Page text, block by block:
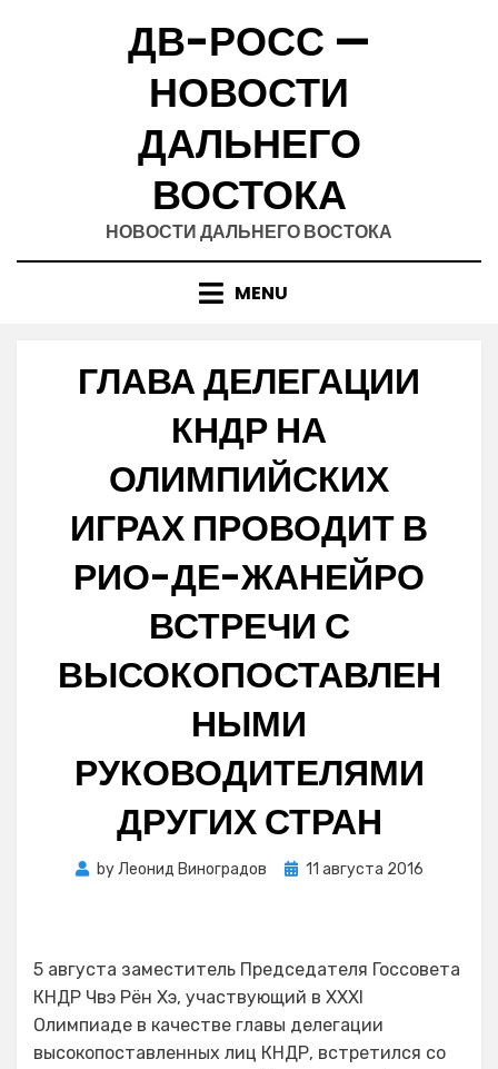
ДВ-РОСС —
НОВОСТИ
ДАЛЬНЕГО
ВОСТОКА
НОВОСТИ ДАЛЬНЕГО ВОСТОКА
MENU
ГЛАВА ДЕЛЕГАЦИИ
КНДР НА
ОЛИМПИЙСКИХ
ИГРАХ ПРОВОДИТ В
РИО-ДЕ-ЖАНЕЙРО
ВСТРЕЧИ С
ВЫСОКОПОСТАВЛЕН
НЫМИ
РУКОВОДИТЕЛЯМИ
ДРУГИХ СТРАН
byЛеонид Виноградов
Posted
11 августа 2016
5 августа заместитель Председателя Госсовета
КНДР Чвэ Рён Хэ, участвующий в XXXI
Олимпиаде в качестве главы делегации
высокопоставленных лиц КНДР, встретился со